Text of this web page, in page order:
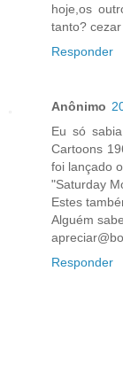
hoje,os
tanto? cezar
Responder
Anônimo
Eu só
Cartoons
foi lançado
"Saturday
Estes
Alguém
Responder